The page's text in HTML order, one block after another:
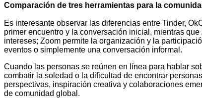
Comparación de tres herramientas para la
Es interesante observar las diferencias entre Tinder,
primer encuentro y la conversación inicial, mientras
intereses; Zoom permite la organización y la
eventos o simplemente una conversación informal.
Cuando las personas se reúnen en línea para hablar
combatir la soledad o la dificultad de encontrar
perspectivas, inspiración creativa y colaboraciones
de comunidad global.